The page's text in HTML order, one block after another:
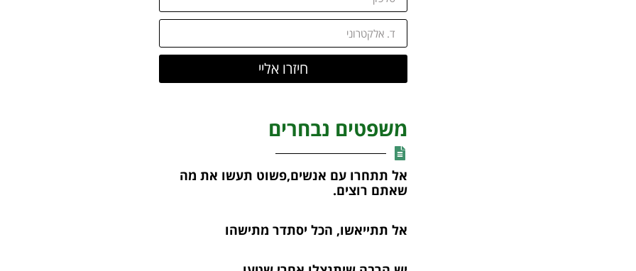
חיזרו אליי
משפטים נבחרים
אל תתחרו עם אנשים,פשוט תעשו את מה
שאתם רוצים.
אל תתייאשו, הכל יסתדר מתישהו